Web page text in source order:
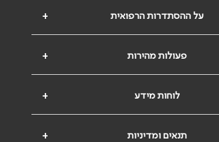
+ על ההסתדרות הרפואית
+ פעולות מהירות
+ לוחות מידע
+ תנאים ומדיניות